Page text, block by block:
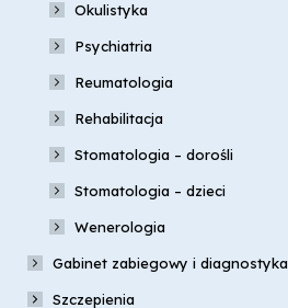
Okulistyka
Psychiatria
Reumatologia
Rehabilitacja
Stomatologia – dorośli
Stomatologia – dzieci
Wenerologia
Gabinet zabiegowy i diagnostyka
Szczepienia